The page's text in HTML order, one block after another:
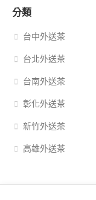
分類
台中外送茶
台北外送茶
台南外送茶
彰化外送茶
新竹外送茶
高雄外送茶